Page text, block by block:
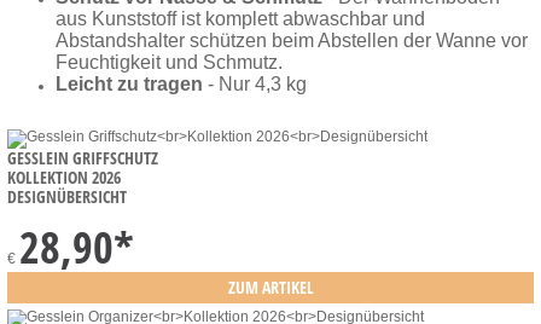
aus Kunststoff ist komplett abwaschbar und
Abstandshalter schützen beim Abstellen der Wanne vor
Feuchtigkeit und Schmutz.
Leicht zu tragen - Nur 4,3 kg
GESSLEIN GRIFFSCHUTZ
KOLLEKTION 2026
DESIGNÜBERSICHT
€ 28,90*